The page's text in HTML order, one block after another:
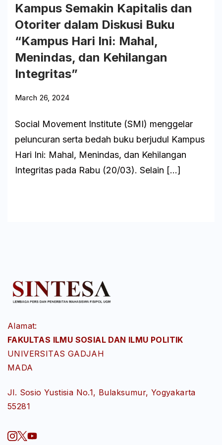
Kampus Semakin Kapitalis dan
Otoriter dalam Diskusi Buku
“Kampus Hari Ini: Mahal,
Menindas, dan Kehilangan
Integritas”
March 26, 2024
Social Movement Institute (SMI) menggelar
peluncuran serta bedah buku berjudul Kampus
Hari Ini: Mahal, Menindas, dan Kehilangan
Integritas pada Rabu (20/03). Selain […]
Alamat:
FAKULTAS ILMU SOSIAL DAN ILMU POLITIK
UNIVERSITAS GADJAH
MADA
Jl. Sosio Yustisia No.1, Bulaksumur, Yogyakarta
55281